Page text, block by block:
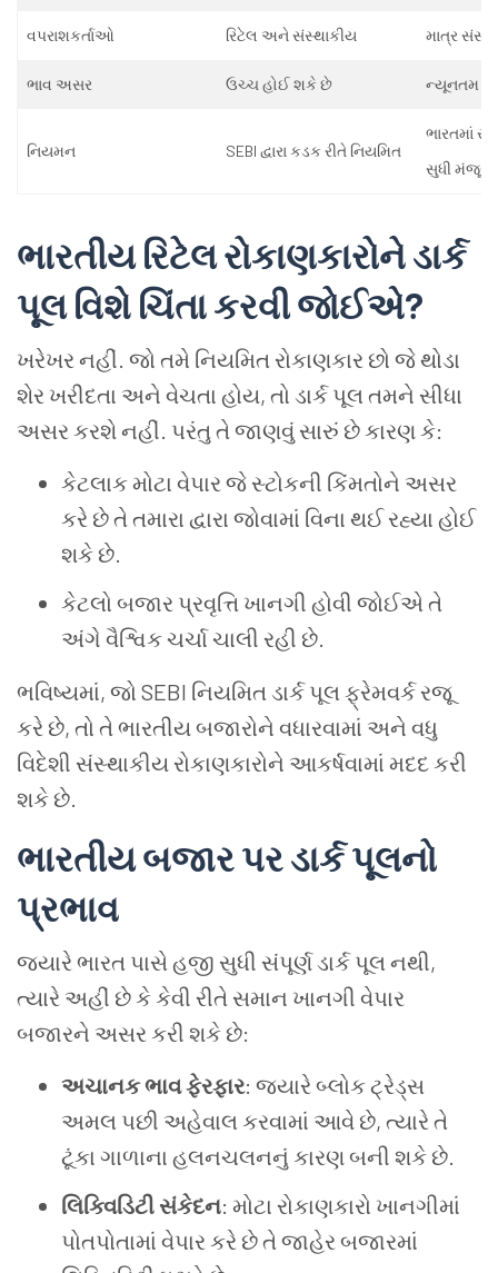
વપરાશકર્તાઓ રિટેલ અને સંસ્થાકીય માત્ર
ભાવ અસર ઉચ્ચ હોઈ શકે છે ન્યૂનતમ
નિયમન SEBI દ્વારા કડક રીતે નિયમિત
ભારતમાં
સુધી મંજૂર
ભારતીય રિટેલ રોકાણકારોને ડાર્ક
પૂલ વિશે ચિંતા કરવી જોઈએ?
ખરેખર નહીં. જો તમે નિયમિત રોકાણકાર છો જે થોડા
શેર ખરીદતા અને વેચતા હોય, તો ડાર્ક પૂલ તમને સીધા
અસર કરશે નહીં. પરંતુ તે જાણવું સારું છે કારણ કે:
કેટલાક મોટા વેપાર જે સ્ટોકની કિંમતોને અસર
કરે છે તે તમારા દ્વારા જોવામાં વિના થઈ રહ્યા હોઈ
શકે છે.
કેટલો બજાર પ્રવૃત્તિ ખાનગી હોવી જોઈએ તે
અંગે વૈશ્વિક ચર્ચા ચાલી રહી છે.
ભવિષ્યમાં, જો SEBI નિયમિત ડાર્ક પૂલ ફ્રેમવર્ક રજૂ
કરે છે, તો તે ભારતીય બજારોને વધારવામાં અને વધુ
વિદેશી સંસ્થાકીય રોકાણકારોને આકર્ષવામાં મદદ કરી
શકે છે.
ભારતીય બજાર પર ડાર્ક પૂલનો
પ્રભાવ
જ્યારે ભારત પાસે હજી સુધી સંપૂર્ણ ડાર્ક પૂલ નથી,
ત્યારે અહીં છે કે કેવી રીતે સમાન ખાનગી વેપાર
બજારને અસર કરી શકે છે:
અચાનક ભાવ ફેરફાર: જ્યારે બ્લોક ટ્રેડ્સ
અમલ પછી અહેવાલ કરવામાં આવે છે, ત્યારે તે
ટૂંકા ગાળાના હલનચલનનું કારણ બની શકે છે.
લિક્વિડિટી સંકેદન: મોટા રોકાણકારો ખાનગીમાં
પોતપોતામાં વેપાર કરે છે તે જાહેર બજારમાં